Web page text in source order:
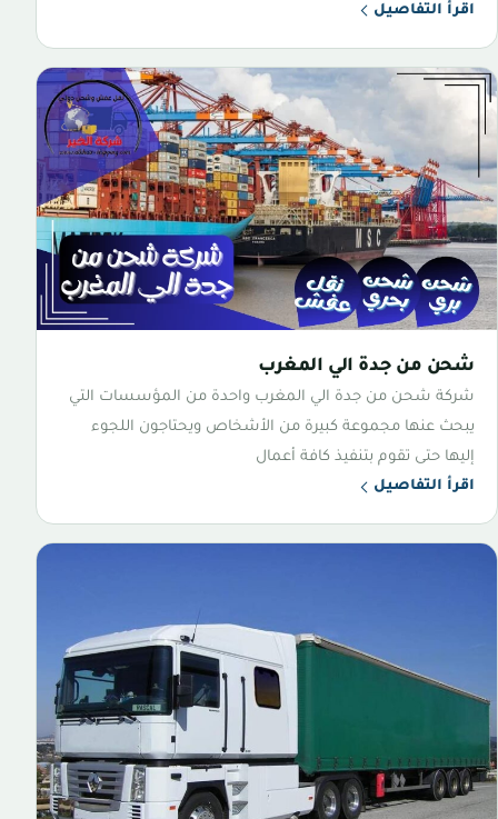
اقرأ التفاصيل
شحن من جدة الي المغرب
شركة شحن من جدة الي المغرب واحدة من المؤسسات التي
يبحث عنها مجموعة كبيرة من الأشخاص ويحتاجون اللجوء
إليها حتى تقوم بتنفيذ كافة أعمال
اقرأ التفاصيل